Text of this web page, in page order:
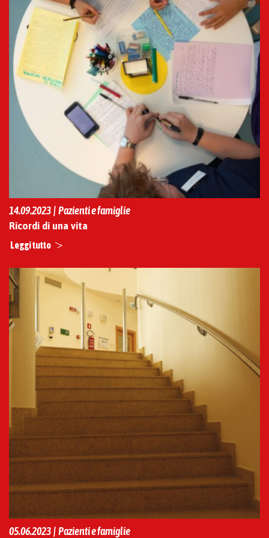
14.09.2023 | Pazienti e famiglie
Ricordi di una vita
Leggi tutto
05.06.2023 | Pazienti e famiglie